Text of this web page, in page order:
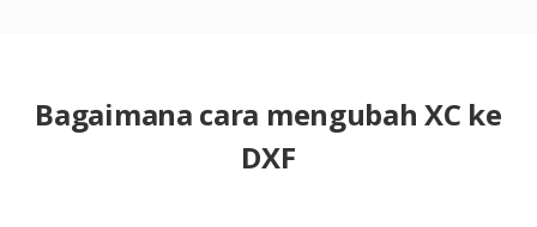
Bagaimana cara mengubah XC ke
DXF